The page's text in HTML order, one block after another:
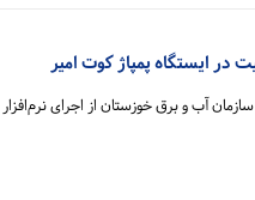
در ایستگاه پمپاژ کوت امیر
آب و برق خوزستان از اجرای نرم‌افزار